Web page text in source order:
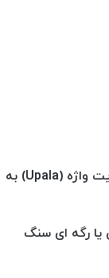
نام اپال برگرفته از واژه ی یونانی (Opalus) به معنی تغییر رنگ می باشد. البته در زبان سانسکریت واژه (Upala) به
رگه ای سنگ